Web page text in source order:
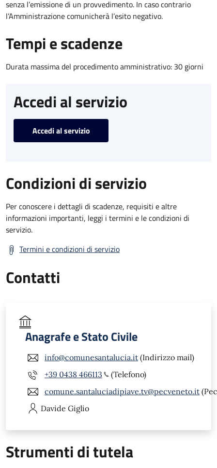
senza l’emissione di un provvedimento. In caso contrario
l’Amministrazione comunicherà l’esito negativo.
Tempi e scadenze
Durata massima del procedimento amministrativo: 30 giorni
Accedi al servizio
Accedi al servizio
Condizioni di servizio
Per conoscere i dettagli di scadenze, requisiti e altre
informazioni importanti, leggi i termini e le condizioni di
servizio.
Termini e condizioni di servizio
Contatti
Anagrafe e Stato Civile
info@comunesantalucia.it (Indirizzo mail)
+39 0438 466113
(Telefono)
comune.santaluciadipiave.tv@pecveneto.it
Davide Giglio
Strumenti di tutela